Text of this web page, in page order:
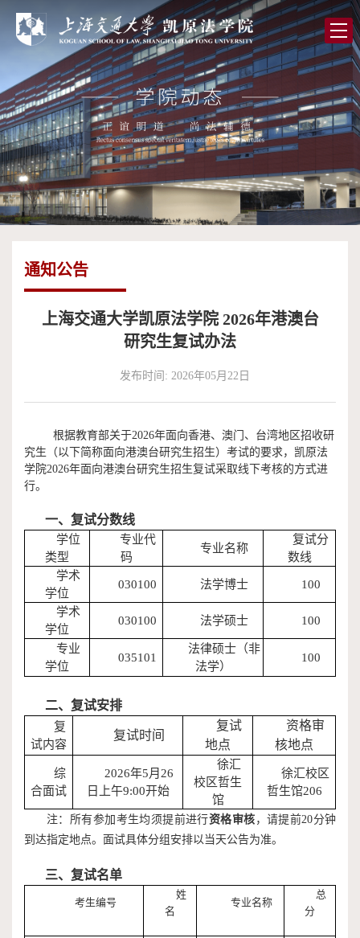
院
概
况
党
的
建
设
师
资
队
人
才
学
通知公告
上海交通大学凯原法学院 2026年港澳台
研究生复试办法
发布时间: 2026年05月22日
根据教育部关于2026年面向香港、澳门、台湾地区招收研
究生（以下简称面向港澳台研究生招生）考试的要求，凯原法
学院2026年面向港澳台研究生招生复试采取线下考核的方式进
行。
一、 复试分数线
学位
类型
专业代
码
专业名称
复试分
数线
学术
学位
030100 法学博士 100
学术
学位
030100 法学硕士 100
专业
学位
035101
法律硕士（非
法学）
100
二、 复试安排
复
试内容
复试时间
复试
地点
资格审
核地点
综
合面试
2026年5月 26
日上午9:00开始
徐汇
校区哲生
馆
徐汇校区
哲生馆206
注：所有参加考生均须提前进行资格审核 ，请提前20分钟
到达指定地点。 面试具体分组 安排以当天公告为准。
三、复试名单
考生编号
姓
名
专业名称
总
分